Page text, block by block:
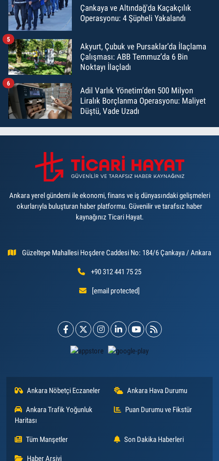
Çankaya ve Altındağ'da Kaçakçılık
Operasyonu: 4 Şüpheli Yakalandı
Akyurt, Çubuk ve Pursaklar’da İlaçlama
Çalışması: ABB Temmuz’da 6 Bin
Noktayı İlaçladı
5
Adil Varlık Yönetim’den 500 Milyon
Liralık Borçlanma Operasyonu: Maliyet
Düştü, Vade Uzadı
6
Ankara yerel gündemi ile ekonomi, finans ve iş dünyasındaki gelişmeleri
okurlarıyla buluşturan haber platformu. Güvenilir ve tarafsız haber
kaynağınız Ticari Hayat.
Güzeltepe Mahallesi Hoşdere Caddesi No: 184/6 Çankaya / Ankara
+90 312 441 75 25
[email protected]
Ankara Nöbetçi Eczaneler Ankara Hava Durumu
Ankara Trafik Yoğunluk
Haritası
Puan Durumu ve Fikstür
Tüm Manşetler Son Dakika Haberleri
Haber Arşivi